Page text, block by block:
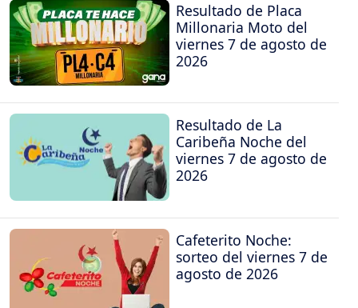
Resultado de Placa
Millonaria Moto del
viernes 7 de agosto de
2026
Resultado de La
Caribeña Noche del
viernes 7 de agosto de
2026
Cafeterito Noche:
sorteo del viernes 7 de
agosto de 2026